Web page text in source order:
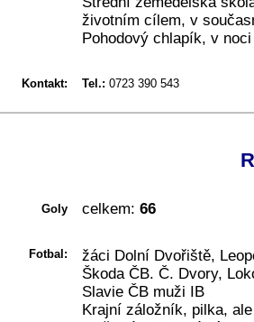
životním cílem, v
Pohodový chlapík, v
Kontakt: Tel.: 0723 390 543
Goly celkem: 66
Fotbal:
žáci Dolní Dvořiště,
Škoda ČB. Č. Dvory,
Slavie ČB muži IB
Krajní záložník, pilka,